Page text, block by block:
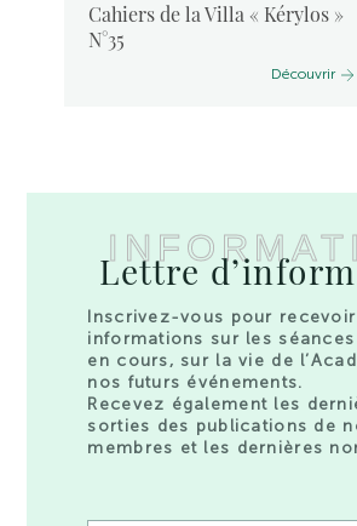
Cahiers de la Villa « Kérylos »
N°35
Découvrir
Lettre
Inscrivez-vous pour
informations sur les
en cours, sur la vie de
nos futurs événements.
Recevez également les
sorties des publications de
membres et les dernières